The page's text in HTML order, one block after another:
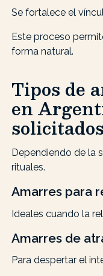
Se fortalece el
Este proceso
forma natural.
Tipos de
en
solicitados
Dependiendo de la
rituales.
Amarres para
Ideales cuando la
Amarres de
Para despertar el